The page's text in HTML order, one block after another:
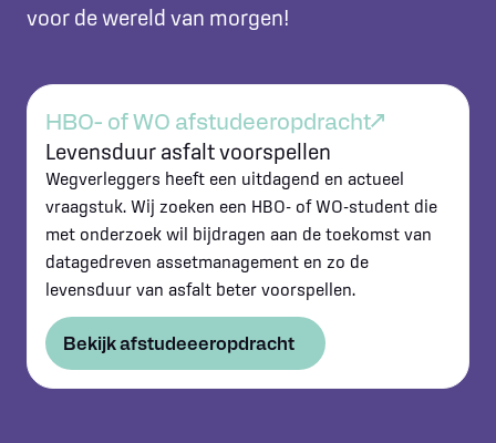
voor de wereld van morgen!
HBO- of WO afstudeeropdracht
Levensduur asfalt voorspellen
Wegverleggers heeft een uitdagend en actueel
vraagstuk. Wij zoeken een HBO- of WO-student die
met onderzoek wil bijdragen aan de toekomst van
datagedreven assetmanagement en zo de
levensduur van asfalt beter voorspellen.
Bekijk afstudeeeropdracht